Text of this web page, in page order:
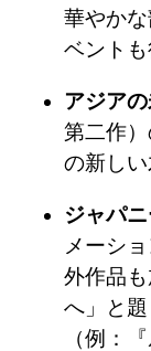
華やか
ベントも
アジア
第二作
の新しい
ジャパ
メーシ
外作品
へ」と題
（例：